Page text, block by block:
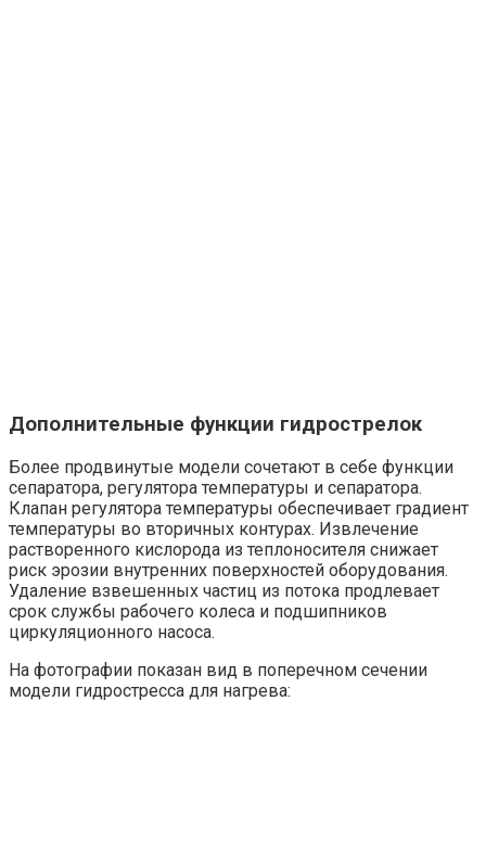
Дополнительные функции гидрострелок
Более продвинутые модели сочетают в себе функции
сепаратора, регулятора температуры и сепаратора.
Клапан регулятора температуры обеспечивает градиент
температуры во вторичных контурах. Извлечение
растворенного кислорода из теплоносителя снижает
риск эрозии внутренних поверхностей оборудования.
Удаление взвешенных частиц из потока продлевает
срок службы рабочего колеса и подшипников
циркуляционного насоса.
На фотографии показан вид в поперечном сечении
модели гидростресса для нагрева: